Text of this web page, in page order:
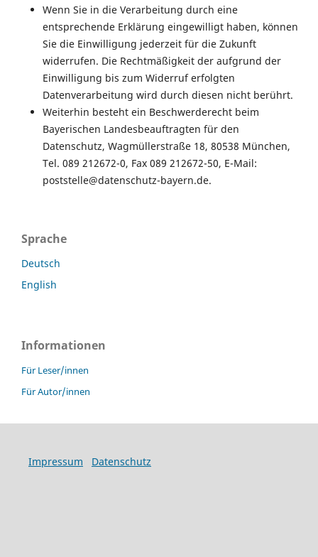
Wenn Sie in die Verarbeitung durch eine
entsprechende Erklärung eingewilligt haben, können
Sie die Einwilligung jederzeit für die Zukunft
widerrufen. Die Rechtmäßigkeit der aufgrund der
Einwilligung bis zum Widerruf erfolgten
Datenverarbeitung wird durch diesen nicht berührt.
Weiterhin besteht ein Beschwerderecht beim
Bayerischen Landesbeauftragten für den
Datenschutz, Wagmüllerstraße 18, 80538 München,
Tel. 089 212672-0, Fax 089 212672-50, E-Mail:
poststelle@datenschutz-bayern.de.
Sprache
Deutsch
English
Informationen
Für Leser/innen
Für Autor/innen
Impressum Datenschutz